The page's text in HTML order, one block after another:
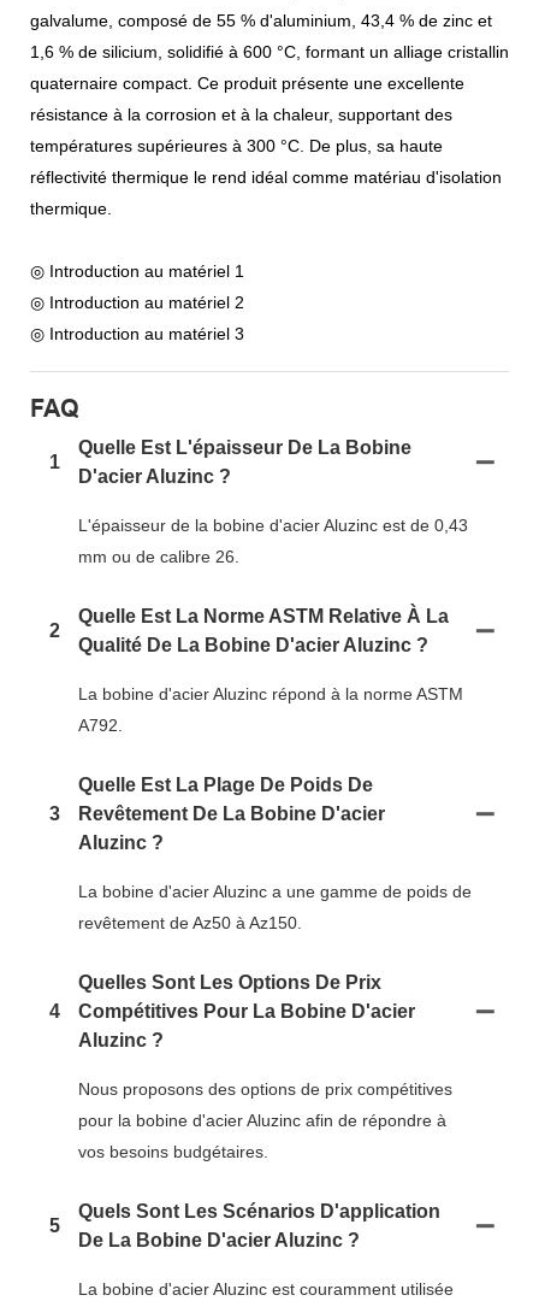
galvalume, composé de 55 % d'aluminium, 43,4 % de zinc et
1,6 % de silicium, solidifié à 600 °C, formant un alliage cristallin
quaternaire compact. Ce produit présente une excellente
résistance à la corrosion et à la chaleur, supportant des
températures supérieures à 300 °C. De plus, sa haute
réflectivité thermique le rend idéal comme matériau d'isolation
thermique.
◎ Introduction au matériel 1
◎ Introduction au matériel 2
◎ Introduction au matériel 3
FAQ
1
Quelle Est L'épaisseur De La Bobine
D'acier Aluzinc ?
L'épaisseur de la bobine d'acier Aluzinc est de 0,43
mm ou de calibre 26.
2
Quelle Est La Norme ASTM Relative À La
Qualité De La Bobine D'acier Aluzinc ?
La bobine d'acier Aluzinc répond à la norme ASTM
A792.
3
Quelle Est La Plage De Poids De
Revêtement De La Bobine D'acier
Aluzinc ?
La bobine d'acier Aluzinc a une gamme de poids de
revêtement de Az50 à Az150.
4
Quelles Sont Les Options De Prix
Compétitives Pour La Bobine D'acier
Aluzinc ?
Nous proposons des options de prix compétitives
pour la bobine d'acier Aluzinc afin de répondre à
vos besoins budgétaires.
5
Quels Sont Les Scénarios D'application
De La Bobine D'acier Aluzinc ?
La bobine d'acier Aluzinc est couramment utilisée